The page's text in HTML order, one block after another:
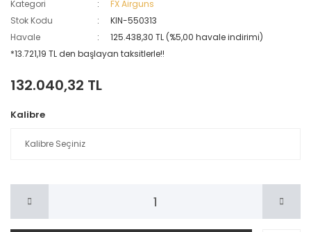
Kategori
FX Airguns
Stok Kodu
KIN-550313
Havale
125.438,30 TL (%5,00 havale indirimi)
*13.721,19 TL den başlayan taksitlerle!!
132.040,32 TL
Kalibre